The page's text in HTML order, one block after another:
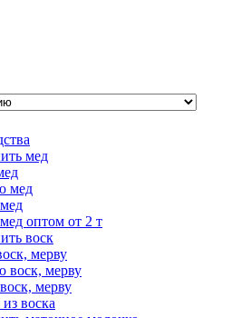
мед
мед
оптом от 2 т
воск
мерву
воск, мерву
мерву
воска